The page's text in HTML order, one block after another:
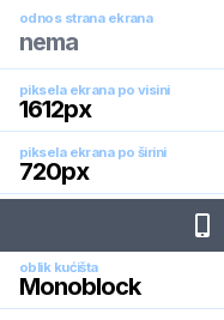
odnos strana ekrana
nema
piksela ekrana po visini
1612px
piksela ekrana po širini
720px
oblik kućišta
Monoblock